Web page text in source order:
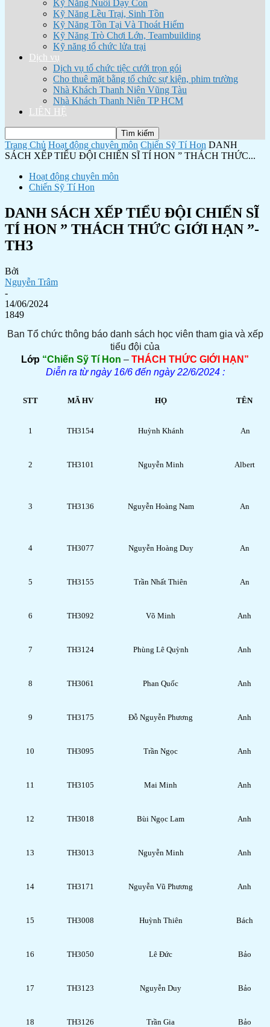
Kỹ Năng Nuôi Dạy Con
Kỹ Năng Lều Trại, Sinh Tồn
Kỹ Năng Tồn Tại Và Thoát Hiểm
Kỹ Năng Trò Chơi Lớn, Teambuilding
Kỹ năng tổ chức lửa trại
Dịch vụ
Dịch vụ tổ chức tiệc cưới trọn gói
Cho thuê mặt bằng tổ chức sự kiện, phim trường
Nhà Khách Thanh Niên Vũng Tàu
Nhà Khách Thanh Niên TP HCM
LIÊN HỆ
Trang Chủ Hoạt động chuyên môn Chiến Sỹ Tí Hon DANH
SÁCH XẾP TIỂU ĐỘI CHIẾN SĨ TÍ HON ” THÁCH THỨC...
Hoạt động chuyên môn
Chiến Sỹ Tí Hon
DANH SÁCH XẾP TIỂU ĐỘI CHIẾN SĨ
TÍ HON ” THÁCH THỨC GIỚI HẠN ”-
TH3
Bởi
Nguyễn Trâm
-
14/06/2024
1849
Ban Tổ chức thông báo danh sách học viên tham gia và xếp
tiểu đội của
Lớp “Chiến Sỹ Tí Hon – THÁCH THỨC GIỚI HẠN ”
Diễn ra từ ngày 16/6 đến ngày 22/6/2024 :
STT MÃ HV HỌ TÊN
1 TH3154 Huỳnh Khánh An
2 TH3101 Nguyễn Minh Albert
3 TH3136 Nguyễn Hoàng Nam An
4 TH3077 Nguyễn Hoàng Duy An
5 TH3155 Trần Nhất Thiên An
6 TH3092 Võ Minh Anh
7 TH3124 Phùng Lê Quỳnh Anh
8 TH3061 Phan Quốc Anh
9 TH3175 Đỗ Nguyễn Phương Anh
10 TH3095 Trần Ngọc Anh
11 TH3105 Mai Minh Anh
12 TH3018 Bùi Ngọc Lam Anh
13 TH3013 Nguyễn Minh Anh
14 TH3171 Nguyễn Vũ Phương Anh
15 TH3008 Huỳnh Thiên Bách
16 TH3050 Lê Đức Bảo
17 TH3123 Nguyễn Duy Bảo
18 TH3126 Trần Gia Bảo